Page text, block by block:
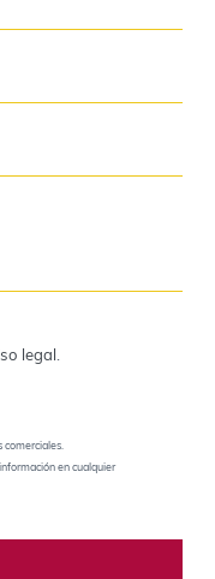
legal .
en cualquier